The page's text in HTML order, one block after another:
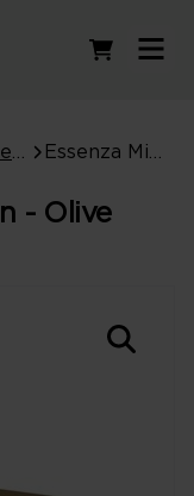
- Olive